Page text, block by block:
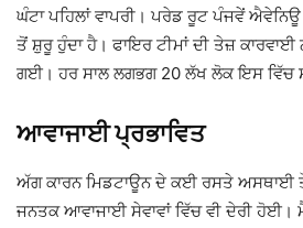
ਘੰਟਾ ਪਹਿਲਾਂ ਵਾਪਰੀ। ਪਰੇਡ ਰੂਟ ਪੰਜਵੇਂ
ਤੋਂ ਸ਼ੁਰੂ ਹੁੰਦਾ ਹੈ। ਫਾਇਰ ਟੀਮਾਂ ਦੀ ਤੇਜ਼
ਗਈ। ਹਰ ਸਾਲ ਲਗਭਗ 20 ਲੱਖ ਲੋਕ ਇਸ ਵਿੱਚ
ਆਵਾਜਾਈ ਪ੍ਰਭਾਵਿਤ
ਅੱਗ ਕਾਰਨ ਮਿਡਟਾਊਨ ਦੇ ਕਈ ਰਸਤੇ ਅਸਥਾਈ
ਜਨਤਕ ਆਵਾਜਾਈ ਸੇਵਾਵਾਂ ਵਿੱਚ ਵੀ ਦੇਰੀ